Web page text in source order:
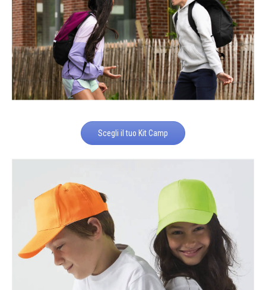
Scegli il tuo Kit Camp